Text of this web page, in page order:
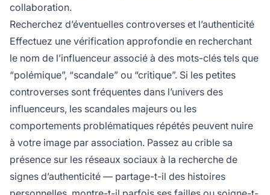
collaboration.
Recherchez d’éventuelles controverses et l’authenticité
Effectuez une vérification approfondie en recherchant
le nom de l’influenceur associé à des mots-clés tels que
“polémique”, “scandale” ou “critique”. Si les petites
controverses sont fréquentes dans l’univers des
influenceurs, les scandales majeurs ou les
comportements problématiques répétés peuvent nuire
à votre image par association. Passez au crible sa
présence sur les réseaux sociaux à la recherche de
signes d’authenticité — partage-t-il des histoires